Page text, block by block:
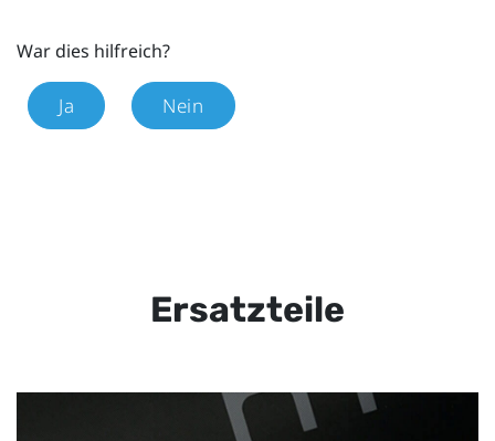
War dies hilfreich?
Ja Nein
Ersatzteile